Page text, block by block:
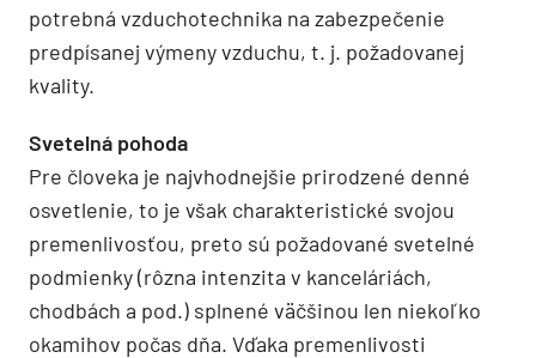
potrebná vzduchotechnika na zabezpečenie
predpísanej výmeny vzduchu, t. j. požadovanej
kvality.
Svetelná pohoda
Pre človeka je najvhodnejšie prirodzené denné
osvetlenie, to je však charakteristické svojou
premenlivosťou, preto sú požadované svetelné
podmienky (rôzna intenzita v kanceláriách,
chodbách a pod.) splnené väčšinou len niekoľko
okamihov počas dňa. Vďaka premenlivosti